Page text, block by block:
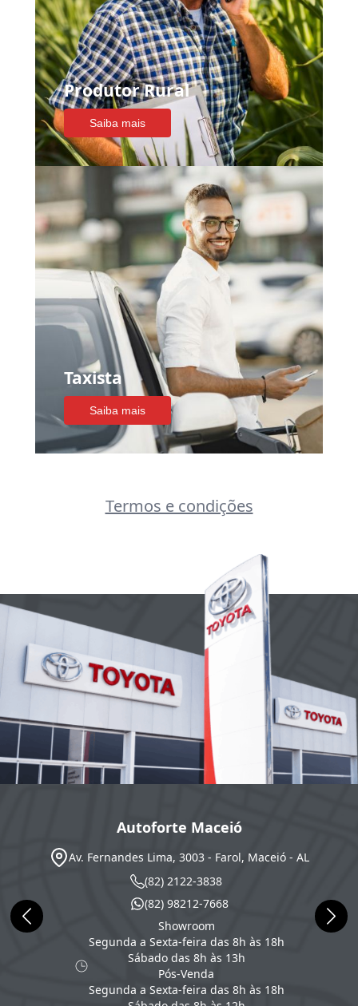
Produtor Rural
Saiba mais
Taxista
Saiba mais
Termos e condições
Autoforte Maceió
Av. Fernandes Lima, 3003 - Farol, Maceió - AL
(82) 2122-3838
(82) 98212-7668
Showroom
Segunda a Sexta-feira das 8h às 18h
Sábado das 8h às 13h
Pós-Venda
Segunda a Sexta-feira das 8h às 18h